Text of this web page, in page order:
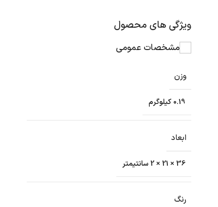
ویژگی های محصول
مشخصات عمومی
وزن
0.19 کیلوگرم
ابعاد
36 × 21 × 2 سانتیمتر
رنگ